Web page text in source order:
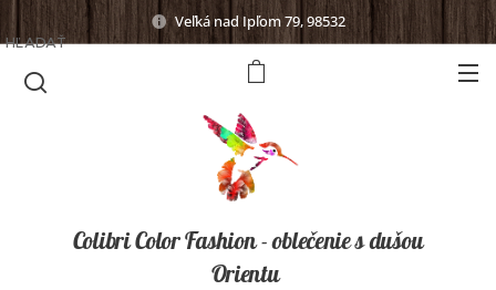
Veľká nad Ipľom 79, 98532
Colibri Color Fashion - oblečenie s dušou
Orientu
HĽADAŤ